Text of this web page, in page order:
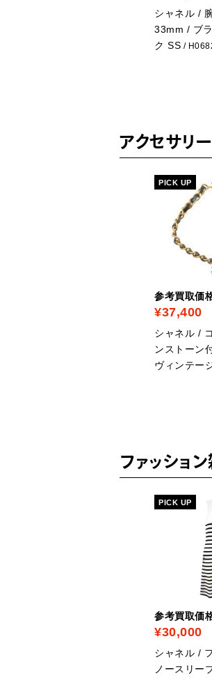
シャネル /
33mm / ブ
ク SS /
アクセサリ
PICK UP
参考買取価
¥37,400
シャネル /
ンストーン
ヴィンテー
ファッショ
PICK UP
参考買取価
¥30,000
シャネル /
ノースリー